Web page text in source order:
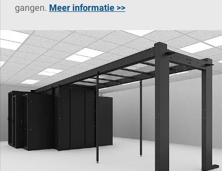
gangen. Meer informatie >>